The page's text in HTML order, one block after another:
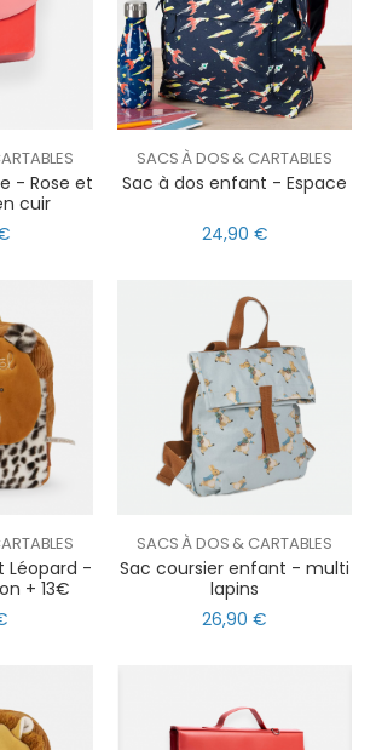
- Rose et
cuir
SACS À DOS & CARTABLES
Sac à dos enfant - Espace
24,90 €
Léopard -
+ 13€
SACS À DOS & CARTABLES
Sac coursier enfant - multi
lapins
26,90 €